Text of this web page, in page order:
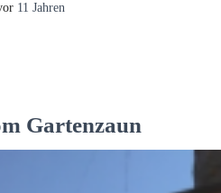
11 Jahren
Gartenzaun